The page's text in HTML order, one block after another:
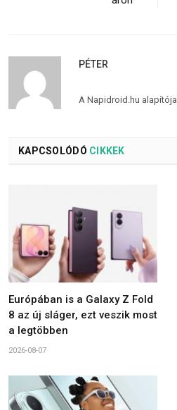
PÉTER
A Napidroid.hu alapítója.
KAPCSOLÓDÓ CIKKEK
Európában is a Galaxy Z Fold
8 az új sláger, ezt veszik most
a legtöbben
2026-08-07